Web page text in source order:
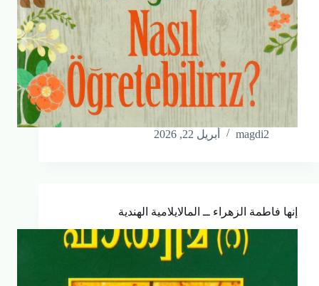
magdi2 أبريل 22, 2026
إنها فاطمة الزهراء ــ المالايلامية الهندية